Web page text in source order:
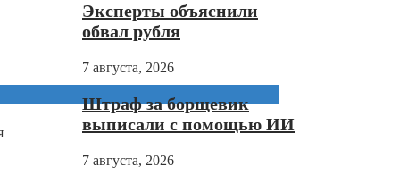
Эксперты объяснили
обвал рубля
7 августа, 2026
Штраф за борщевик
выписали с помощью ИИ
7 августа, 2026